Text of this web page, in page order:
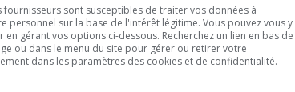
fournisseurs sont susceptibles de traiter vos données à
personnel sur la base de l'intérêt légitime. Vous pouvez vous y
en gérant vos options ci-dessous. Recherchez un lien en bas de
ou dans le menu du site pour gérer ou retirer votre
dans les paramètres des cookies et de confidentialité.